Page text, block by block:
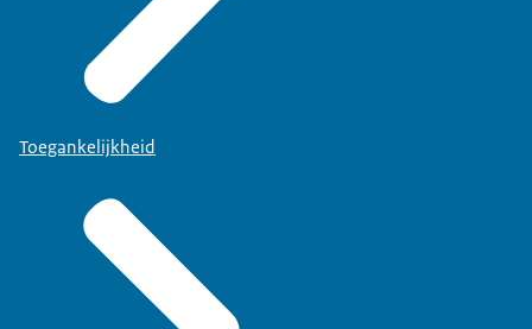
Toegankelijkheid